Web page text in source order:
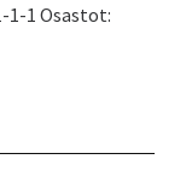
1-1 Osastot: